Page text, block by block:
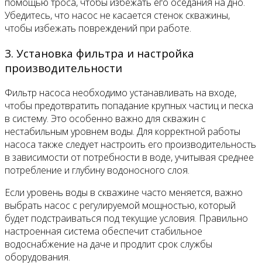
Убедитесь, что насос не касается стенок скважины,
чтобы избежать повреждений при работе.
3. Установка фильтра и настройка
производительности
Фильтр насоса необходимо устанавливать на входе,
чтобы предотвратить попадание крупных частиц и песка
в систему. Это особенно важно для скважин с
нестабильным уровнем воды. Для корректной работы
насоса также следует настроить его производительность
в зависимости от потребности в воде, учитывая среднее
потребление и глубину водоносного слоя.
Если уровень воды в скважине часто меняется, важно
выбрать насос с регулируемой мощностью, который
будет подстраиваться под текущие условия. Правильно
настроенная система обеспечит стабильное
водоснабжение на даче и продлит срок службы
оборудования.